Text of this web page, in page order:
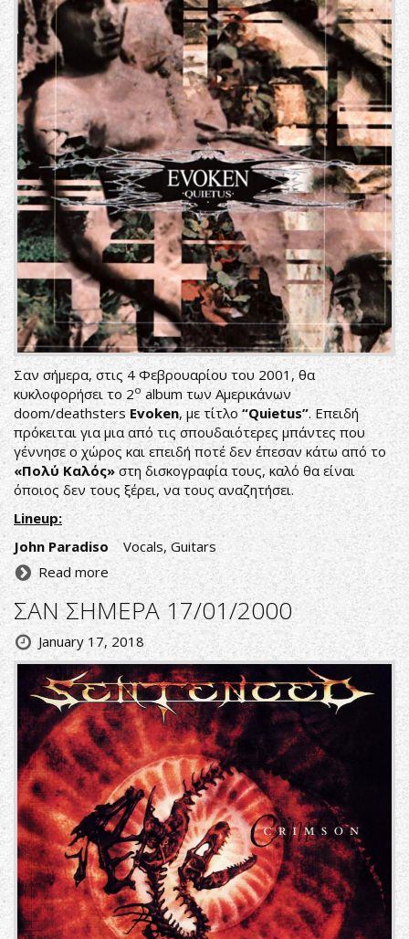
Σαν σήμερα, στις 4 Φεβρουαρίου του 2001, θα
κυκλοφορήσει το 2ο album των Αμερικάνων
doom/deathstersEvoken, με τίτλο“Quietus”. Επειδή
πρόκειται για μια από τις σπουδαιότερες μπάντες που
γέννησε ο χώρος και επειδή ποτέ δεν έπεσαν κάτω από το
«Πολύ Καλός»στη δισκογραφία τους, καλό θα είναι
όποιος δεν τους ξέρει, να τους αναζητήσει.
Lineup:
John ParadisoVocals, Guitars
Read more
ΣΑΝ ΣΗΜΕΡΑ 17/01/2000
January 17, 2018